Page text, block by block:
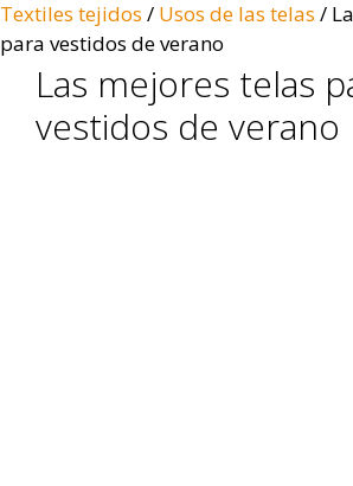
Textiles tejidos / Usos de las telas /
para vestidos de verano
Las mejores telas
vestidos de verano